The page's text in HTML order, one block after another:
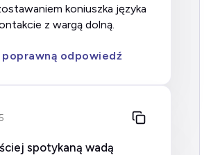
z wargą dolną.
poprawną odpowiedź
spotykaną wadą